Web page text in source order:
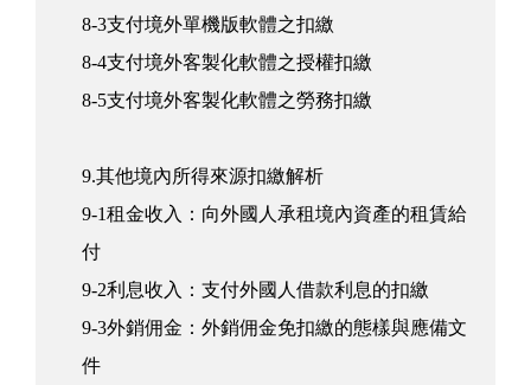
8-3支付境外單機版軟體之扣繳
8-4支付境外客製化軟體之授權扣繳
8-5支付境外客製化軟體之勞務扣繳
9.其他境內所得來源扣繳解析
9-1租金收入：向外國人承租境內資產的租賃給
付
9-2利息收入：支付外國人借款利息的扣繳
9-3外銷佣金：外銷佣金免扣繳的態樣與應備文
件